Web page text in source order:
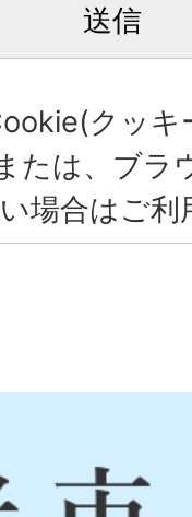
クッキ
たは、ブラ
場合はご利